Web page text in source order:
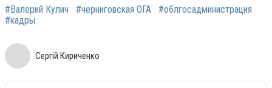
#Валерий Кулич #черниговская ОГА
#облгосадминистрация
#кадры
Сергій Кириченко